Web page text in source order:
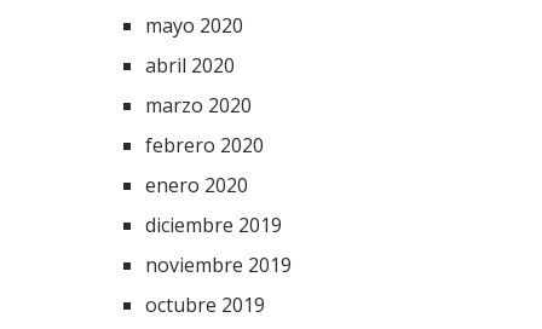
mayo 2020
abril 2020
marzo 2020
febrero 2020
enero 2020
diciembre 2019
noviembre 2019
octubre 2019